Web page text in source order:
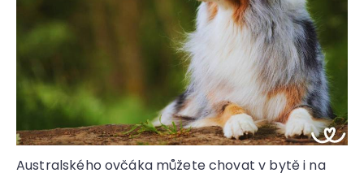
Australského ovčáka můžete chovat v bytě i na